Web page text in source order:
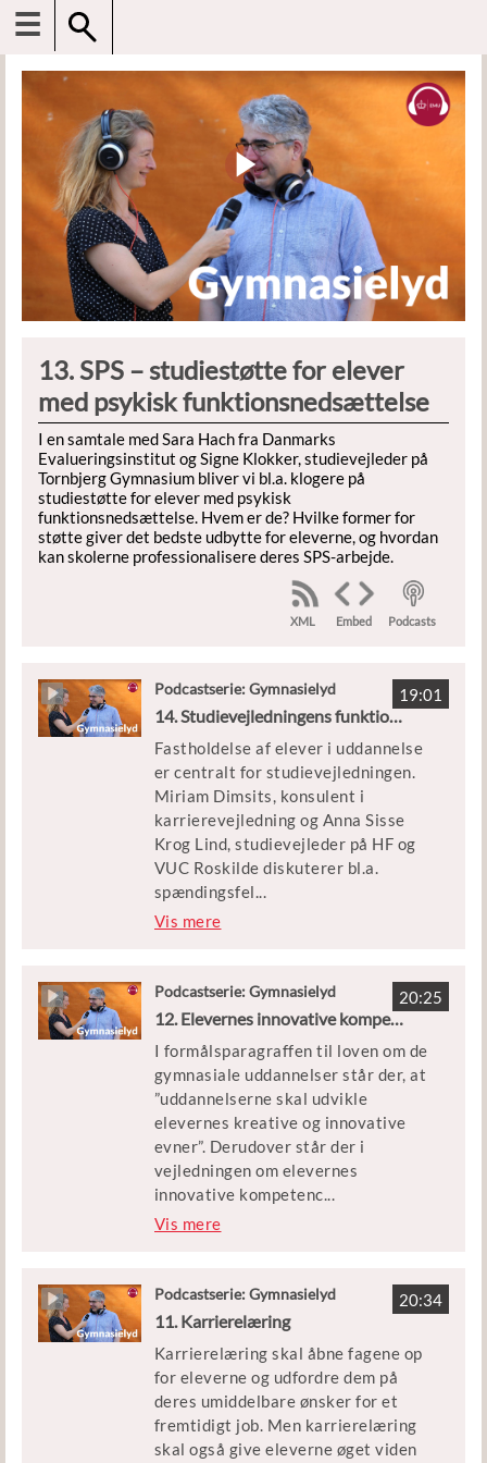
☰
13. SPS – studiestøtte for elever
med psykisk funktionsnedsættelse
I en samtale med Sara Hach fra Danmarks
Evalueringsinstitut og Signe Klokker, studievejleder på
Tornbjerg Gymnasium bliver vi bl.a. klogere på
studiestøtte for elever med psykisk
funktionsnedsættelse. Hvem er de? Hvilke former for
støtte giver det bedste udbytte for eleverne, og hvordan
kan skolerne professionalisere deres SPS-arbejde.
XML Embed Podcasts
19:01
Podcastserie: Gymnasielyd
14. Studievejledningens funktion på uddannelsesinstitutionerne
Fastholdelse af elever i uddannelse
er centralt for studievejledningen.
Miriam Dimsits, konsulent i
karrierevejledning og Anna Sisse
Krog Lind, studievejleder på HF og
VUC Roskilde diskuterer bl.a.
spændingsfel...
tet mellem at arbejde reaktivt eller
opmærksomheden mod de særligt
sårbare eller den bredere gruppe af
elever. Derudover får vi også et bud
på, hvordan studievejledningen kan
indgå i samarbejder internt og
eksternt.
Vis mere
20:25
Podcastserie: Gymnasielyd
12. Elevernes innovative kompetencer
I formålsparagraffen til loven om de
gymnasiale uddannelser står der, at
”uddannelserne skal udvikle
elevernes kreative og innovative
evner”. Derudover står der i
vejledningen om elevernes
innovative kompetenc...
er, at der i fagene og de faglige
anvende faglig viden og faglige
metoder til at undersøge og løse
konkrete problemer. Men hvad er
innovative kompetencer, hvad er
innovation i det hele taget, og
hvordan skal man undervise i det i
gymnasiet?
Vis mere
20:34
Podcastserie: Gymnasielyd
11. Karrierelæring
Karrierelæring skal åbne fagene op
for eleverne og udfordre dem på
deres umiddelbare ønsker for et
fremtidigt job. Men karrierelæring
skal også give eleverne øget viden